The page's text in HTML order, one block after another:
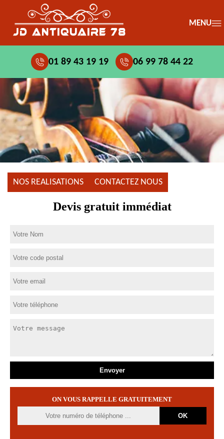
MENU
01 89 43 19 19 06 99 78 44 22
NOS REALISATIONS CONTACTEZ NOUS
Devis gratuit immédiat
ON VOUS RAPPELLE GRATUITEMENT